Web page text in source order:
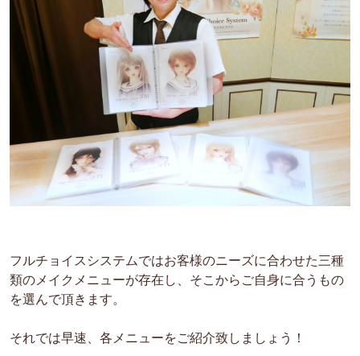
フルチョイスシステムではお客様のニーズに合わせた三種
類のメイクメニューが存在し、そこからご自身に合うもの
を選んで頂きます。
それでは早速、各メニューをご紹介致しましょう！